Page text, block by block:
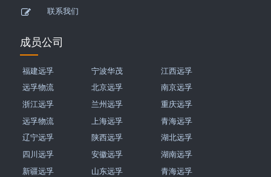
联系我们
成员公司
福建远孚 宁波华茂
江西远孚
远孚物流
北京远孚
南京远孚
浙江远孚
兰州远孚
重庆远孚
远孚物流
上海远孚
青海远孚
辽宁远孚
陕西远孚
湖北远孚
四川远孚
安徽远孚
湖南远孚
新疆远孚
山东远孚
青海远孚